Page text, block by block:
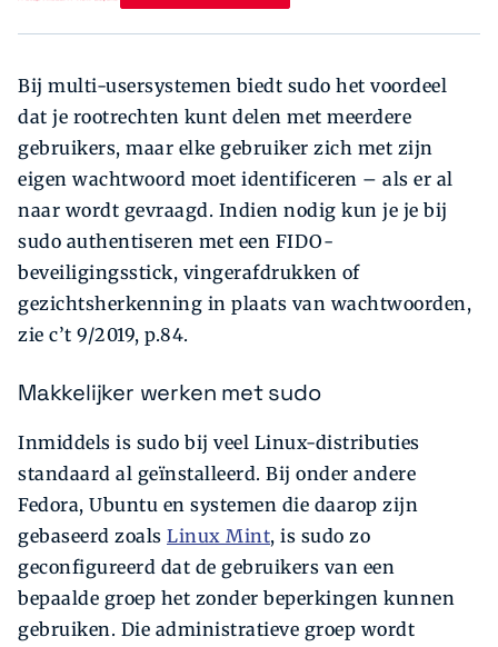
Bij multi-usersystemen biedt sudo het voordeel
dat je rootrechten kunt delen met meerdere
gebruikers, maar elke gebruiker zich met zijn
eigen wachtwoord moet identificeren – als er al
naar wordt gevraagd. Indien nodig kun je je bij
sudo authentiseren met een FIDO-
beveiligingsstick, vingerafdrukken of
gezichtsherkenning in plaats van wachtwoorden,
zie c’t 9/2019, p.84.
Makkelijker werken met sudo
Inmiddels is sudo bij veel Linux-distributies
standaard al geïnstalleerd. Bij onder andere
Fedora, Ubuntu en systemen die daarop zijn
gebaseerd zoals Linux Mint, is sudo zo
geconfigureerd dat de gebruikers van een
bepaalde groep het zonder beperkingen kunnen
gebruiken. Die administratieve groep wordt